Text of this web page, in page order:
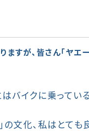
ますが、皆さん「ヤエ
バイクに乗ってい
の文化、私はとても